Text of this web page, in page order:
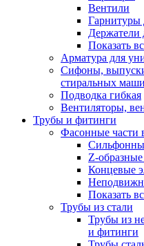
Вентили
Гарнитуры
Держатели
Показать
Арматура для
Сифоны,
стиральных
Подводка гибкая
Вентиляторы,
Трубы и фитинги
Фасонные части
Z-
Концевые
Показать
Трубы из стали
Трубы из
и фитинги